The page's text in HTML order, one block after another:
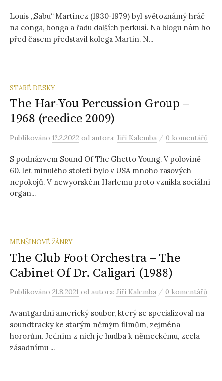
Louis „Sabu“ Martinez (1930-1979) byl světoznámý hráč
na conga, bonga a řadu dalších perkusí. Na blogu nám ho
před časem představil kolega Martin. N...
STARÉ DESKY
The Har-You Percussion Group –
1968 (reedice 2009)
Publikováno 12.2.2022 od autora: Jiří Kalemba / 0 komentářů
S podnázvem Sound Of The Ghetto Young. V polovině
60. let minulého století bylo v USA mnoho rasových
nepokojů. V newyorském Harlemu proto vznikla sociální
organ...
MENŠINOVÉ ŽÁNRY
The Club Foot Orchestra – The
Cabinet Of Dr. Caligari (1988)
Publikováno 21.8.2021 od autora: Jiří Kalemba / 0 komentářů
Avantgardní americký soubor, který se specializoval na
soundtracky ke starým němým filmům, zejména
hororům. Jedním z nich je hudba k německému, zcela
zásadnímu ...